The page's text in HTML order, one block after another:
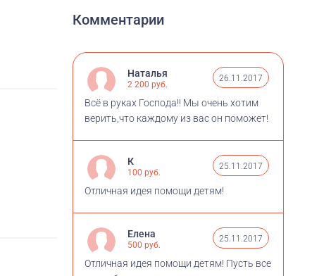
Комментарии
Наталья
2 200 руб.
26.11.2017
Всё в руках Господа!! Мы очень хотим
верить,что каждому из вас он поможет!
К
100 руб.
25.11.2017
Отличная идея помощи детям!
Елена
500 руб.
25.11.2017
Отличная идея помощи детям! Пусть все